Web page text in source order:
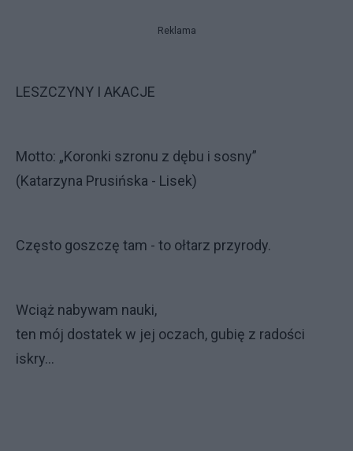
Reklama
LESZCZYNY I AKACJE
Motto: „Koronki szronu z dębu i sosny”
(Katarzyna Prusińska - Lisek)
Często goszczę tam - to ołtarz przyrody.
Wciąż nabywam nauki,
ten mój dostatek w jej oczach, gubię z radości
iskry...